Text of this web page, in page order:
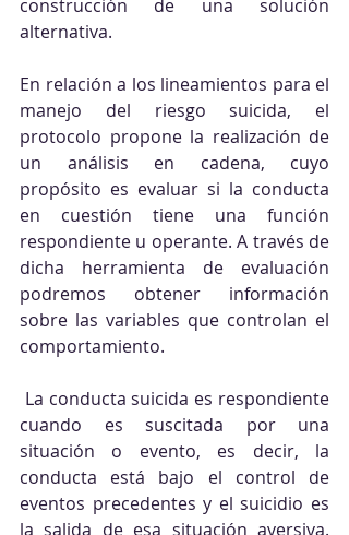
construcción de una solución
alternativa.
En relación a los lineamientos para el
manejo del riesgo suicida, el
protocolo propone la realización de
un análisis en cadena, cuyo
propósito es evaluar si la conducta
en cuestión tiene una función
respondiente u operante. A través de
dicha herramienta de evaluación
podremos obtener información
sobre las variables que controlan el
comportamiento.
cuando es suscitada por una
situación o evento, es decir, la
conducta está bajo el control de
eventos precedentes y el suicidio es
la salida de esa situación aversiva.